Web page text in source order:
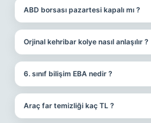
ABD borsası pazartesi kapalı mı ?
Orjinal kehribar kolye nasıl anlaşılır ?
6. sınıf bilişim EBA nedir ?
Araç far temizliği kaç TL ?